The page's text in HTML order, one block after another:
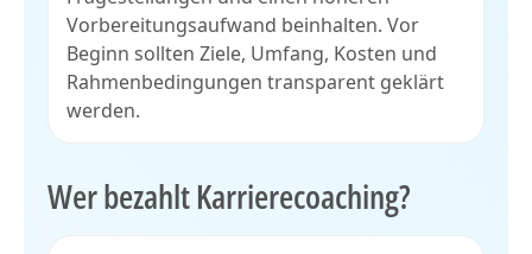
Vorbereitungsaufwand beinhalten. Vor
Beginn sollten Ziele, Umfang, Kosten und
Rahmenbedingungen transparent geklärt
werden.
Wer bezahlt Karrierecoaching?